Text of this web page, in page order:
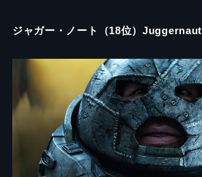
ジャガー・ノート（18位）Juggernaut